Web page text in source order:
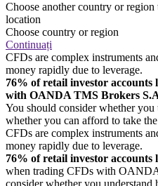
Choose another country or
location
Choose country or region
Continuați
CFDs are complex instruments
money rapidly due to leverage.
76% of retail investor accounts
with OANDA TMS Brokers
You should consider whether
whether you can afford to take
CFDs are complex instruments
money rapidly due to leverage.
76% of retail investor accounts
when trading CFDs with